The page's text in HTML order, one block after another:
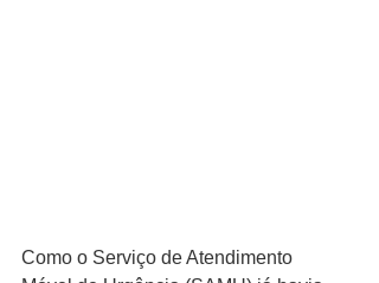
Como o Serviço de Atendimento